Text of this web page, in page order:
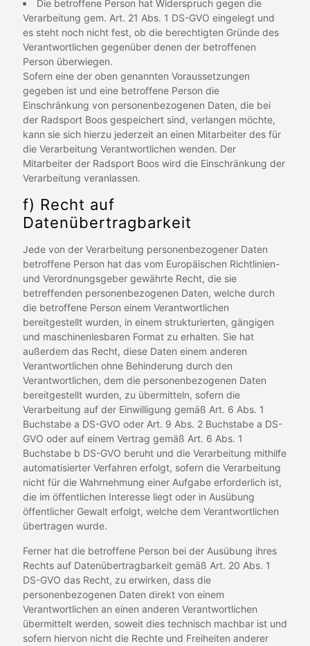
Die betroffene Person hat Widerspruch gegen die
Verarbeitung gem. Art. 21 Abs. 1 DS-GVO eingelegt und
es steht noch nicht fest, ob die berechtigten Gründe des
Verantwortlichen gegenüber denen der betroffenen
Person überwiegen.
Sofern eine der oben genannten Voraussetzungen
gegeben ist und eine betroffene Person die
Einschränkung von personenbezogenen Daten, die bei
der Radsport Boos gespeichert sind, verlangen möchte,
kann sie sich hierzu jederzeit an einen Mitarbeiter des für
die Verarbeitung Verantwortlichen wenden. Der
Mitarbeiter der Radsport Boos wird die Einschränkung der
Verarbeitung veranlassen.
f) Recht auf
Datenübertragbarkeit
Jede von der Verarbeitung personenbezogener Daten
betroffene Person hat das vom Europäischen Richtlinien-
und Verordnungsgeber gewährte Recht, die sie
betreffenden personenbezogenen Daten, welche durch
die betroffene Person einem Verantwortlichen
bereitgestellt wurden, in einem strukturierten, gängigen
und maschinenlesbaren Format zu erhalten. Sie hat
außerdem das Recht, diese Daten einem anderen
Verantwortlichen ohne Behinderung durch den
Verantwortlichen, dem die personenbezogenen Daten
bereitgestellt wurden, zu übermitteln, sofern die
Verarbeitung auf der Einwilligung gemäß Art. 6 Abs. 1
Buchstabe a DS-GVO oder Art. 9 Abs. 2 Buchstabe a DS-
GVO oder auf einem Vertrag gemäß Art. 6 Abs. 1
Buchstabe b DS-GVO beruht und die Verarbeitung mithilfe
automatisierter Verfahren erfolgt, sofern die Verarbeitung
nicht für die Wahrnehmung einer Aufgabe erforderlich ist,
die im öffentlichen Interesse liegt oder in Ausübung
öffentlicher Gewalt erfolgt, welche dem Verantwortlichen
übertragen wurde.
Ferner hat die betroffene Person bei der Ausübung ihres
Rechts auf Datenübertragbarkeit gemäß Art. 20 Abs. 1
DS-GVO das Recht, zu erwirken, dass die
personenbezogenen Daten direkt von einem
Verantwortlichen an einen anderen Verantwortlichen
übermittelt werden, soweit dies technisch machbar ist und
sofern hiervon nicht die Rechte und Freiheiten anderer